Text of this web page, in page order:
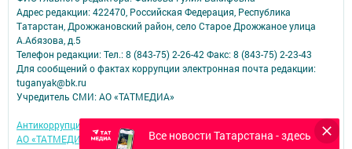
Все новости Татарстана - здесь
Адрес редакции: 422470, Российская Федерация, Республика
Татарстан, Дрожжановский район, село Старое Дрожжаное улица
А.Абязова, д.5
Телефон редакции: Тел.: 8 (843-75) 2-26-42 Факс: 8 (843-75) 2-23-43
Для сообщений о фактах коррупции электронная почта редакции:
tuganyak@bk.ru
Учредитель СМИ: АО «ТАТМЕДИА»
Антикоррупционная политика
АО «ТАТМЕДИА» использует «cookie»для персонализации сервисов и